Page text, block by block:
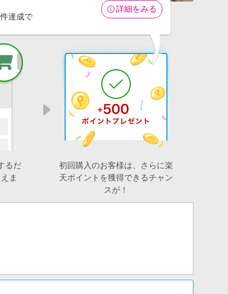
達成で
詳細をみる
るだ
ま
初回購入のお客様は、さらに楽
天ポイントを獲得できるチャン
スが！